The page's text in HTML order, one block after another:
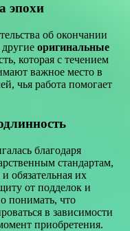
эпохи
об окончании
оригинальные
которая с течением
важное место в
чья работа помогает
благодаря
стандартам,
и обязательная их
от подделок и
понимать, что
в зависимости
приобретения.